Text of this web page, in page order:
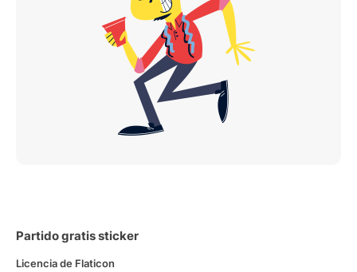
Partido gratis sticker
Licencia de Flaticon